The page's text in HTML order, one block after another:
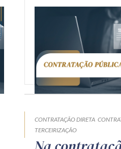
CONTRATAÇÃO DIRETA
TERCEIRIZAÇÃO